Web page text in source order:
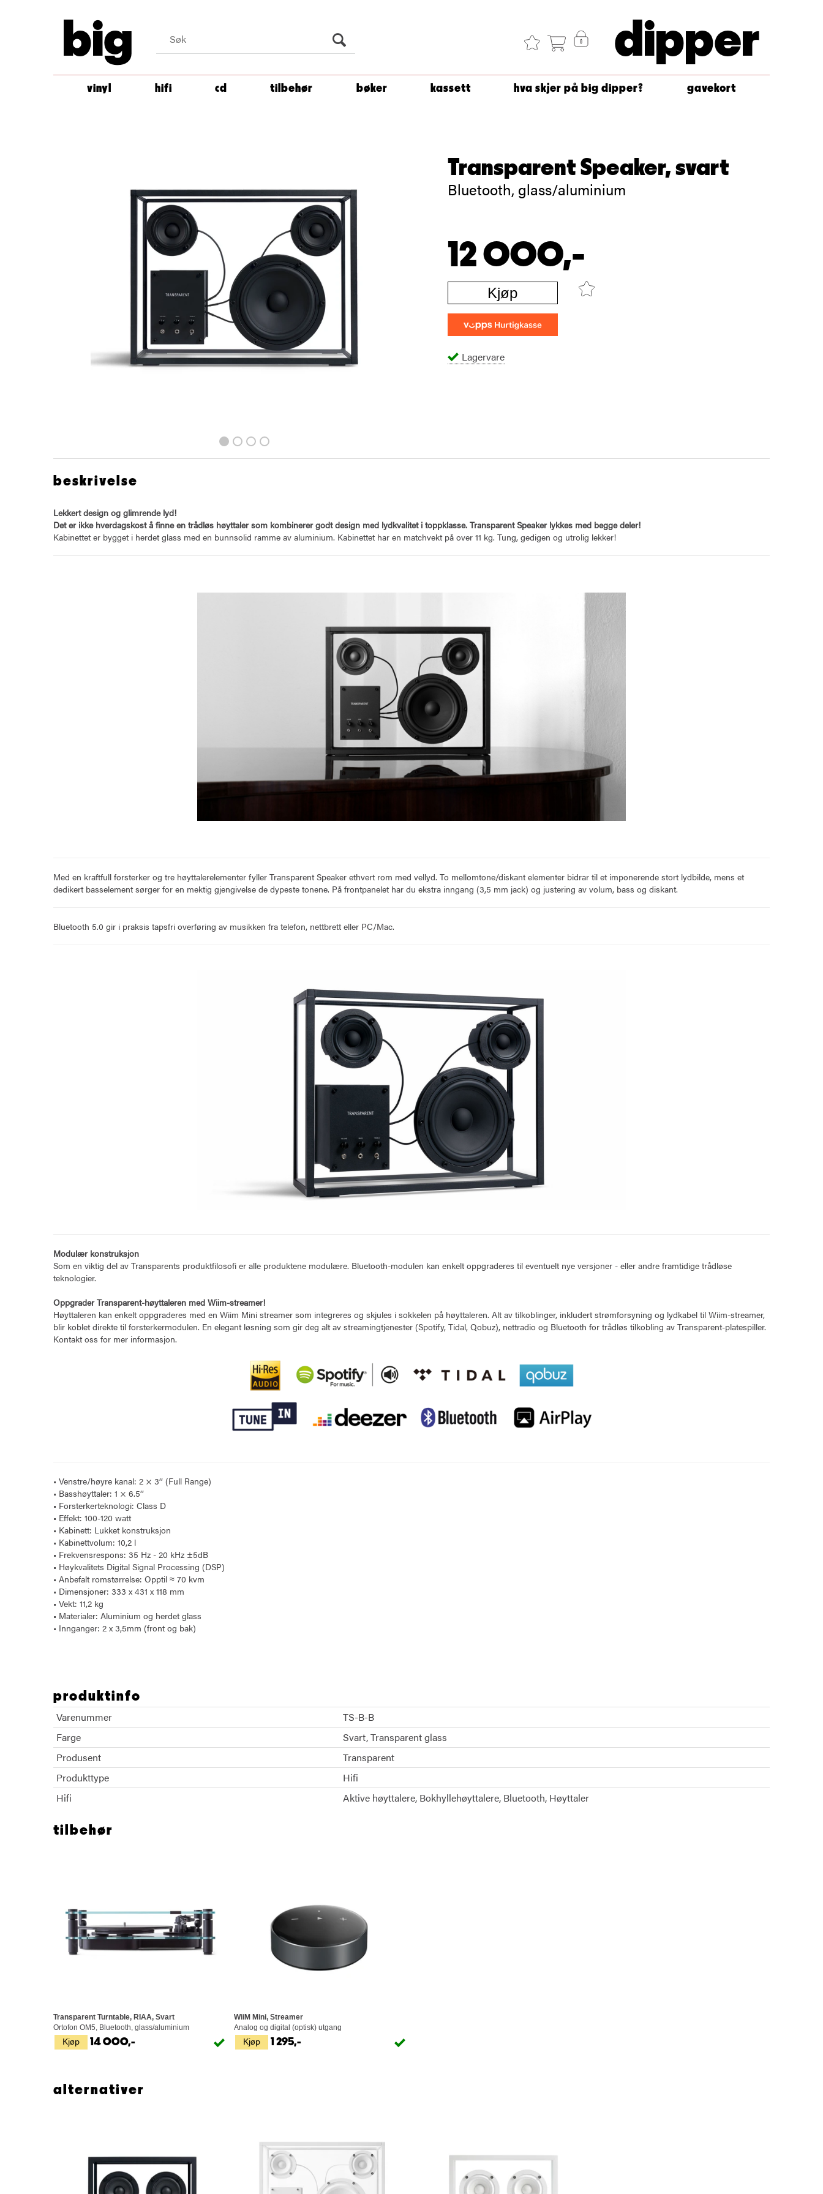
big dipper
vinyl hifi cd tilbehør bøker kassett hva skjer på big dipper? gavekort
Transparent Speaker, svart
Bluetooth, glass/aluminium
12 000,-
Kjøp
Lagervare
beskrivelse
Lekkert design og glimrende lyd!
Det er ikke hverdagskost å finne en trådløs høyttaler som kombinerer godt design med lydkvalitet i toppklasse. Transparent Speaker lykkes med begge deler!
Kabinettet er bygget i herdet glass med en bunnsolid ramme av aluminium. Kabinettet har en matchvekt på over 11 kg. Tung, gedigen og utrolig lekker!
Med en kraftfull forsterker og tre høyttalerelementer fyller Transparent Speaker ethvert rom med vellyd. To mellomtone/diskant elementer bidrar til et imponerende stort lydbilde, mens et
dedikert basselement sørger for en mektig gjengivelse de dypeste tonene. På frontpanelet har du ekstra inngang (3,5 mm jack) og justering av volum, bass og diskant.
Bluetooth 5.0 gir i praksis tapsfri overføring av musikken fra telefon, nettbrett eller PC/Mac.
Modulær konstruksjon
Som en viktig del av Transparents produktfilosofi er alle produktene modulære. Bluetooth-modulen kan enkelt oppgraderes til eventuelt nye versjoner - eller andre framtidige trådløse
teknologier.
Oppgrader Transparent-høyttaleren med Wiim-streamer!
Høyttaleren kan enkelt oppgraderes med en Wiim Mini streamer som integreres og skjules i sokkelen på høyttaleren. Alt av tilkoblinger, inkludert strømforsyning og lydkabel til Wiim-streamer,
blir koblet direkte til forsterkermodulen. En elegant løsning som gir deg alt av streamingtjenester (Spotify, Tidal, Qobuz), nettradio og Bluetooth for trådløs tilkobling av Transparent-platespiller.
Kontakt oss for mer informasjon.
• Venstre/høyre kanal: 2 × 3’’ (Full Range)
• Basshøyttaler: 1 × 6.5’’
• Forsterkerteknologi: Class D
• Effekt: 100-120 watt
• Kabinett: Lukket konstruksjon
• Kabinettvolum: 10,2 l
• Frekvensrespons: 35 Hz - 20 kHz ±5dB
• Høykvalitets Digital Signal Processing (DSP)
• Anbefalt romstørrelse: Opptil ≈ 70 kvm
• Dimensjoner: 333 x 431 x 118 mm
• Vekt: 11,2 kg
• Materialer: Aluminium og herdet glass
• Innganger: 2 x 3,5mm (front og bak)
produktinfo
Varenummer
TS-B-B
Farge
Svart Transparent glass
Produsent
Transparent
Produkttype
Hifi
Hifi
Aktive høyttalere Bokhyllehøyttalere Bluetooth Høyttaler
tilbehør
Kjøp
Transparent Turntable, RIAA, Svart
Ortofon OM5, Bluetooth, glass/aluminium
14 000,- Kjøp
WiiM Mini, Streamer
Analog og digital (optisk) utgang
1 295,-
alternativer